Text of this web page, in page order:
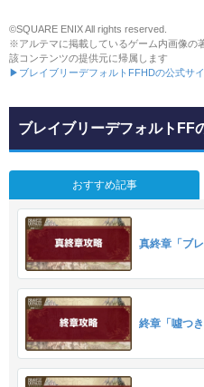
©SQUARE ENIX All rights reserved.
※アルテマに掲載しているゲーム内画像の
該コンテンツの提供元に帰属します
▶ブレイブリーデフォルトFFHDの公式サ
ブレイブリーデフォルトFF
おすすめ記事
真終章「ブ
終章「噓つ